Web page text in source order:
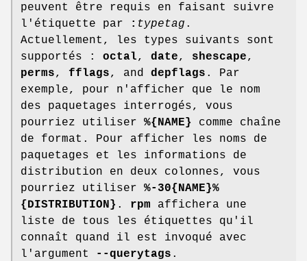
peuvent être requis en faisant suivre
l'étiquette par
: typetag .
Actuellement, les types suivants sont
supportés : octal, date, shescape,
perms, fflags, and depflags . Par
exemple, pour n'afficher que le nom
des paquetages interrogés, vous
pourriez utiliser %{NAME}
comme chaîne
de format. Pour afficher les noms de
paquetages et les informations de
distribution en deux colonnes, vous
pourriez utiliser %-30{NAME}%
{DISTRIBUTION} . rpm affichera une
liste de tous les étiquettes qu'il
connaît quand il est invoqué avec
l'argument
--querytags .